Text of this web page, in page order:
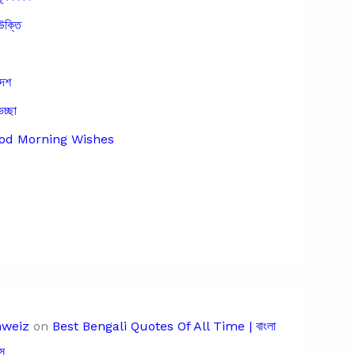
Morning Wishes
on Best Bengali Quotes Of All Time | বাংলা